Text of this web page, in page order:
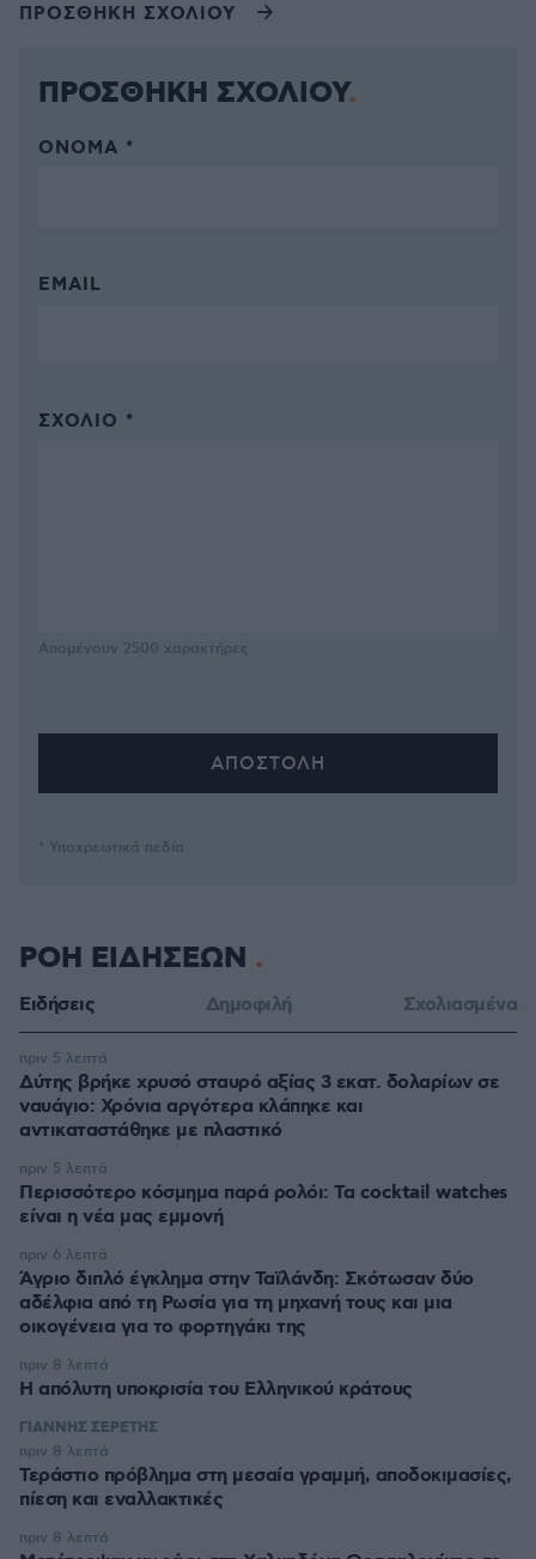
ΠΡΟΣΘΗΚΗ ΣΧΟΛΙΟΥ
ΠΡΟΣΘΗΚΗ ΣΧΟΛΙΟΥ
ΌΝΟΜΑ *
EMAIL
ΣΧΌΛΙΟ *
Απομένουν 2500 χαρακτήρες
* Υποχρεωτικά πεδία
ΡΟΗ ΕΙΔΗΣΕΩΝ
Ειδήσεις Δημοφιλή Σχολιασμένα
Δύτης βρήκε χρυσό σταυρό αξίας 3 εκατ. δολαρίων σε
ναυάγιο: Χρόνια αργότερα κλάπηκε και
αντικαταστάθηκε με πλαστικό
πριν 5 λεπτά
Περισσότερο κόσμημα παρά ρολόι: Τα cocktail watches
είναι η νέα μας εμμονή
πριν 5 λεπτά
Άγριο διπλό έγκλημα στην Ταϊλάνδη: Σκότωσαν δύο
αδέλφια από τη Ρωσία για τη μηχανή τους και μια
οικογένεια για το φορτηγάκι της
πριν 6 λεπτά
Η απόλυτη υποκρισία του Ελληνικού κράτους
πριν 8 λεπτά
ΓΙΑΝΝΗΣ ΣΕΡΕΤΗΣ
Τεράστιο πρόβλημα στη μεσαία γραμμή, αποδοκιμασίες,
πίεση και εναλλακτικές
πριν 8 λεπτά
πριν 8 λεπτά